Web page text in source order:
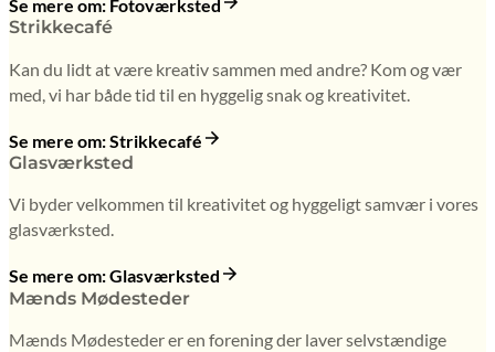
Se mere om: Fotoværksted
Strikkecafé
Kan du lidt at være kreativ sammen med andre? Kom og vær
med, vi har både tid til en hyggelig snak og kreativitet.
Se mere om: Strikkecafé
Glasværksted
Vi byder velkommen til kreativitet og hyggeligt samvær i vores
glasværksted.
Se mere om: Glasværksted
Mænds Mødesteder
Mænds Mødesteder er en forening der laver selvstændige